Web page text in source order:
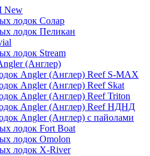
New
лодок Солар
лодок Пеликан
лодок Stream
(Англер)
Angler (Англер) Reef S-MAX
Angler (Англер) Reef Skat
Angler (Англер) Reef Triton
Angler (Англер) Reef НДНД
Angler (Англер) с пайолами
лодок Fort Boat
лодок Omolon
лодок X-River